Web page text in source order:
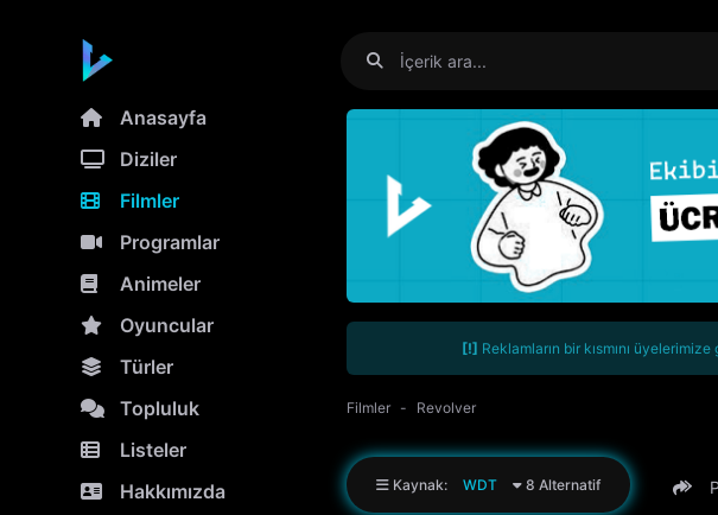
Anasayfa
Diziler
Filmler
Programlar
Animeler
Oyuncular
Türler
Topluluk
Listeler
Hakkımızda
[!] Reklamların bir kısmını
Filmler Revolver
Kaynak: WDT 8 Alternatif